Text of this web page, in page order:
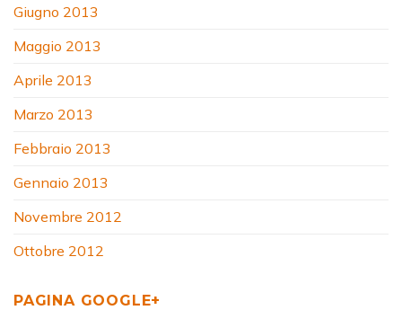
Giugno 2013
Maggio 2013
Aprile 2013
Marzo 2013
Febbraio 2013
Gennaio 2013
Novembre 2012
Ottobre 2012
PAGINA GOOGLE+